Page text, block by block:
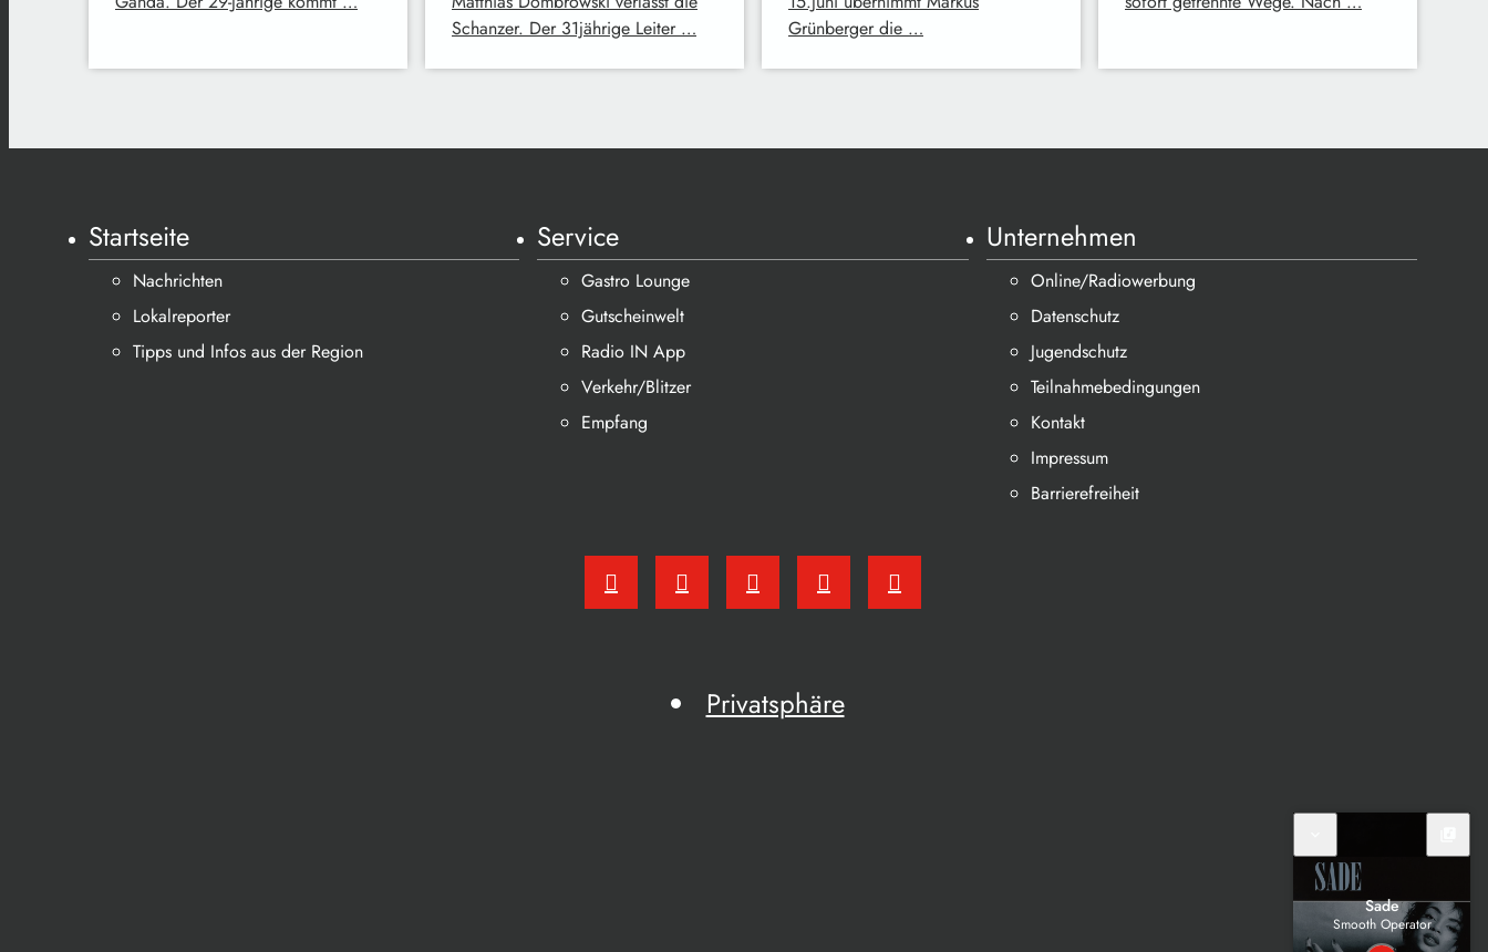
Schanzer. Der 31jährige Leiter …
Grünberger die …
Startseite
Nachrichten
Lokalreporter
Tipps und Infos aus der Region
Service
Gastro Lounge
Gutscheinwelt
Radio IN App
Verkehr/Blitzer
Empfang
Unternehmen
Online/Radiowerbung
Datenschutz
Jugendschutz
Teilnahmebedingungen
Kontakt
Impressum
Barrierefreiheit
Privatsphäre
Sade
Smooth Operator